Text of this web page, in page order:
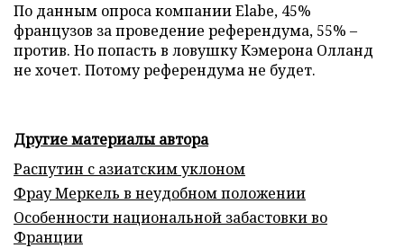
По данным опроса компании Elabe, 45%
французов за проведение референдума, 55% –
против. Но попасть в ловушку Кэмерона Олланд
не хочет. Потому референдума не будет.
Другие материалы автора
Распутин с азиатским уклоном
Фрау Меркель в неудобном положении
Особенности национальной забастовки во
Франции